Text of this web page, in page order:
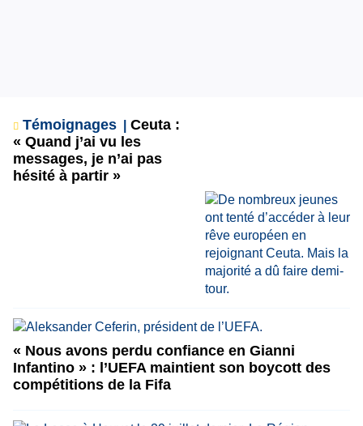
Témoignages
Ceuta :
« Quand j’ai vu les
messages, je n’ai pas
hésité à partir »
« Nous avons perdu confiance en Gianni
Infantino » : l’UEFA maintient son boycott des
compétitions de la Fifa